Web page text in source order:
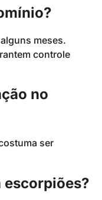
meses.
controle
no
ser